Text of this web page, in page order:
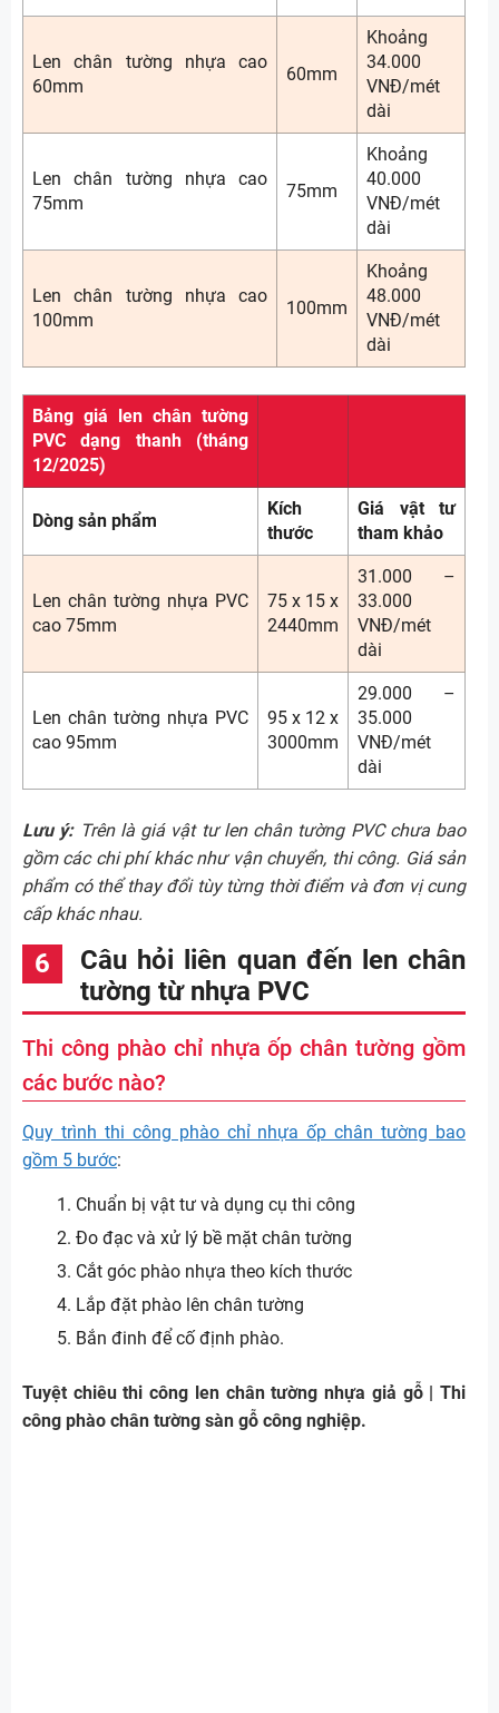
Len chân tường nhựa cao
60mm
60mm
Khoảng
34.000
VNĐ/mét
dài
Len chân tường nhựa cao
75mm
75mm
Khoảng
40.000
VNĐ/mét
dài
Len chân tường nhựa cao
100mm
100mm
Khoảng
48.000
VNĐ/mét
dài
Bảng giá len chân tường
PVC dạng thanh (tháng
12/2025)
Dòng sản phẩm
Kích
thước
Giá vật tư
tham khảo
Len chân tường nhựa PVC
cao 75mm
75 x 15 x
2440mm
31.000 –
33.000
VNĐ/mét
dài
Len chân tường nhựa PVC
cao 95mm
95 x 12 x
3000mm
29.000 –
35.000
VNĐ/mét
dài
Lưu ý: Trên là giá vật tư len chân tường PVC chưa bao
gồm các chi phí khác như vận chuyển, thi công. Giá sản
phẩm có thể thay đổi tùy từng thời điểm và đơn vị cung
cấp khác nhau.
Câu hỏi liên quan đến len chân
tường từ nhựa PVC
Thi công phào chỉ nhựa ốp chân tường gồm
các bước nào?
Quy trình thi công phào chỉ nhựa ốp chân tường bao
gồm 5 bước:
Chuẩn bị vật tư và dụng cụ thi công
Đo đạc và xử lý bề mặt chân tường
Cắt góc phào nhựa theo kích thước
Lắp đặt phào lên chân tường
Bắn đinh để cố định phào.
Tuyệt chiêu thi công len chân tường nhựa giả gỗ | Thi
công phào chân tường sàn gỗ công nghiệp.